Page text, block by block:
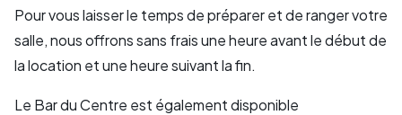
Pour vous laisser le temps de préparer et de ranger votre
salle, nous offrons sans frais une heure avant le début de
la location et une heure suivant la fin.
Le Bar du Centre est également disponible